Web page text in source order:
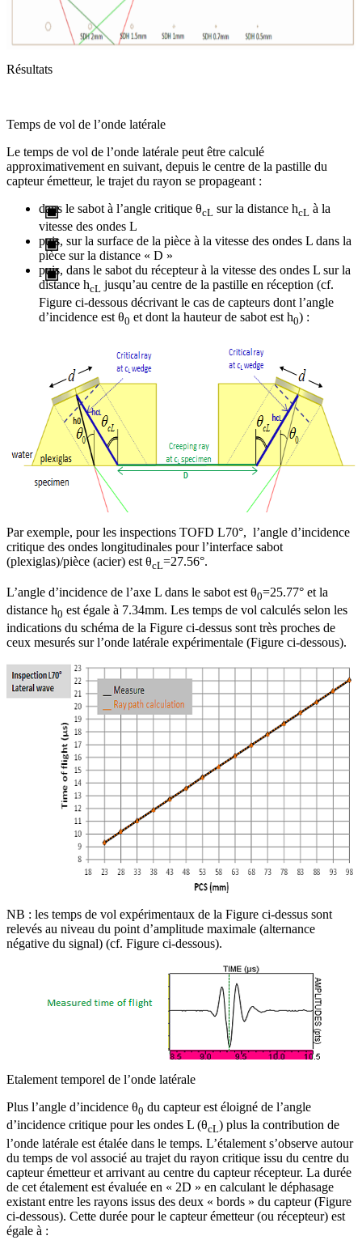
Résultats
Temps de vol de l’onde latérale
Le temps de vol de l’onde latérale peut être calculé
approximativement en suivant, depuis le centre de la pastille du
capteur émetteur, le trajet du rayon se propageant :
dans le sabot à l’angle critique θcL sur la distance hcL à la
vitesse des ondes L
puis, sur la surface de la pièce à la vitesse des ondes L dans la
pièce sur la distance « D »
puis, dans le sabot du récepteur à la vitesse des ondes L sur la
distance hcL jusqu’au centre de la pastille en réception (cf.
Figure ci-dessous décrivant le cas de capteurs dont l’angle
d’incidence est θ0 et dont la hauteur de sabot est h0) :
Par exemple, pour les inspections TOFD L70°, l’angle d’incidence
critique des ondes longitudinales pour l’interface sabot
(plexiglas)/pièce (acier) est θcL=27.56°.
L’angle d’incidence de l’axe L dans le sabot est θ0=25.77° et la
distance h0 est égale à 7.34mm. Les temps de vol calculés selon les
indications du schéma de la Figure ci-dessus sont très proches de
ceux mesurés sur l’onde latérale expérimentale (Figure ci-dessous).
NB : les temps de vol expérimentaux de la Figure ci-dessus sont
relevés au niveau du point d’amplitude maximale (alternance
négative du signal) (cf. Figure ci-dessous).
Etalement temporel de l’onde latérale
Plus l’angle d’incidence θ0 du capteur est éloigné de l’angle
d’incidence critique pour les ondes L (θcL) plus la contribution de
l’onde latérale est étalée dans le temps. L’étalement s’observe autour
du temps de vol associé au trajet du rayon critique issu du centre du
capteur émetteur et arrivant au centre du capteur récepteur. La durée
de cet étalement est évaluée en « 2D » en calculant le déphasage
existant entre les rayons issus des deux « bords » du capteur (Figure
ci-dessous). Cette durée pour le capteur émetteur (ou récepteur) est
égale à :